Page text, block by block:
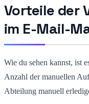
Vorteile der
im E-Mail-
Wie du sehen kannst, ist
Anzahl der manuellen
Abteilung manuell